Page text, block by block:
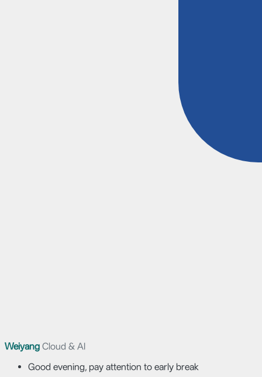
Weiyang Cloud & AI
Good evening, pay attention to early break